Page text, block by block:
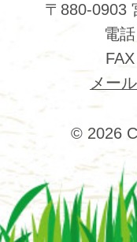
〒880-0903
電話
メー
© 2026